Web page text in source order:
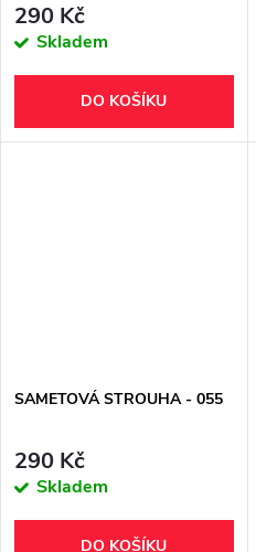
290 Kč
Skladem
DO KOŠÍKU
SAMETOVÁ STROUHA - 055
290 Kč
Skladem
DO KOŠÍKU